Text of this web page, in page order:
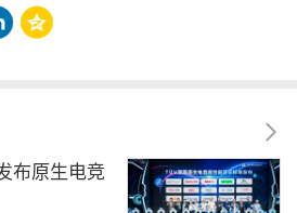
布原生电竞